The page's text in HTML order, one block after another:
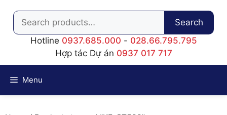
Search
for:
Search
Hotline 0937.685.000 - 028.66.795.795
Hợp tác Dự án 0937 017 717
Menu